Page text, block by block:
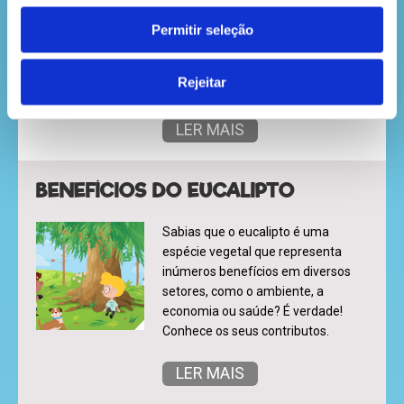
Permitir seleção
Rejeitar
Chama-se “solstício de inverno” e
marca o início desta estação!
ano.
LER MAIS
BENEFÍCIOS DO EUCALIPTO
Sabias que o eucalipto é uma
espécie vegetal que representa
inúmeros benefícios em diversos
setores, como o ambiente, a
economia ou saúde? É verdade!
Conhece os seus contributos.
LER MAIS